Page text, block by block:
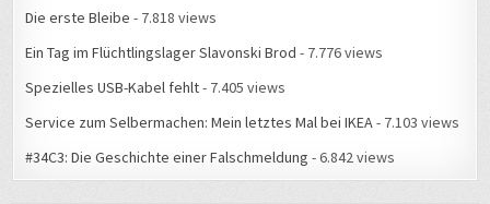
Die erste Bleibe - 7.818 views
Ein Tag im Flüchtlingslager Slavonski Brod - 7.776 views
Spezielles USB-Kabel fehlt- 7.405 views
Service zum Selbermachen: Mein letztes Mal bei IKEA- 7.103 views
#34C3: Die Geschichte einer Falschmeldung - 6.842 views